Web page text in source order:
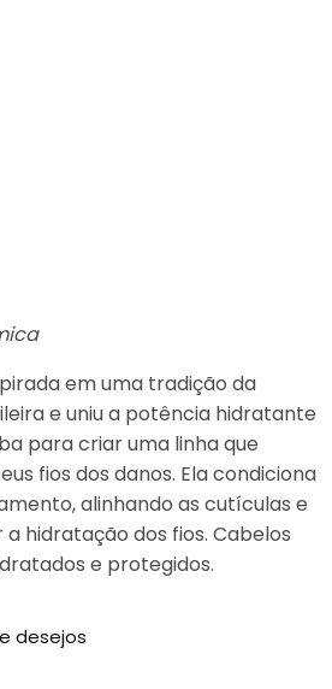
em uma tradição da
e uniu a potência hidratante
para criar uma linha que
fios dos danos. Ela condiciona
alinhando as cutículas e
hidratação dos fios. Cabelos
e protegidos.
desejos